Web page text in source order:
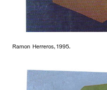
Ramon Herreros, 1995.